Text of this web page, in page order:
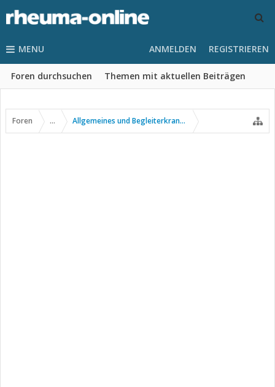
MENU
Foren durchsuchen Themen mit aktuellen Beiträgen
ANMELDEN REGISTRIEREN
Foren ... Allgemeines und Begleiterkrankungen